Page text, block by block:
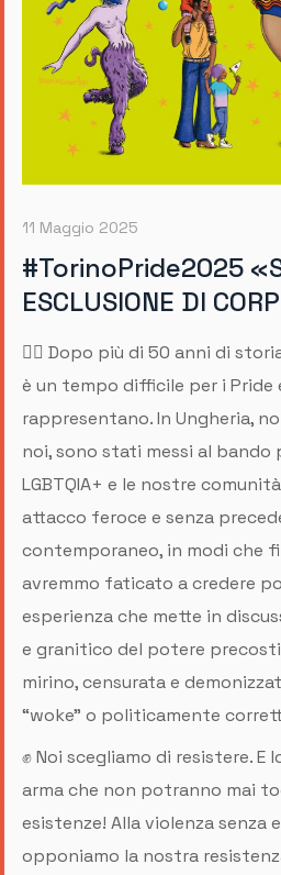
11 Maggio 2025
#TorinoPride2025
ESCLUSIONE DI
🏳️‍🌈 Dopo più di 50 anni di
è un tempo difficile per i
rappresentano. In Ungheria,
noi, sono stati messi al bando
LGBTQIA+ e le nostre
attacco feroce e senza
contemporaneo, in modi che
avremmo faticato a credere
esperienza che mette in
e granitico del potere
mirino, censurata e
“woke” o politicamente
✊ Noi scegliamo di resistere. E
arma che non potranno mai
esistenze! Alla violenza senza
opponiamo la nostra